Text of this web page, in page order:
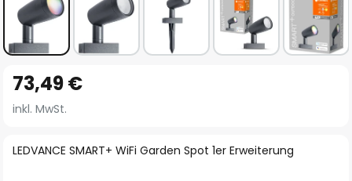
Anfang
der
springen
LEDVANCE SMART+ WiFi Garden Spot 1er Erweiterung
73,49 €
inkl. MwSt.